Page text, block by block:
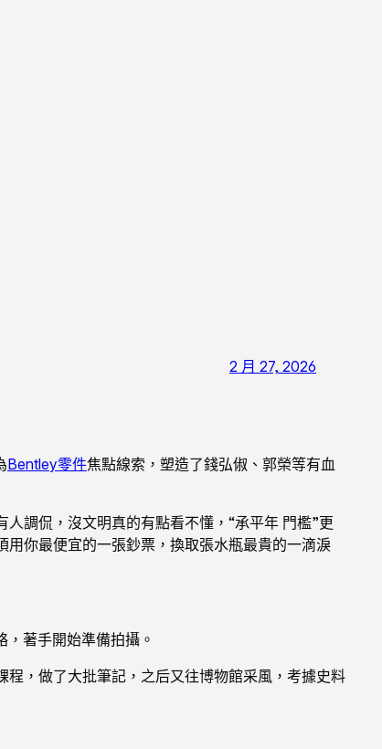
2 月 27, 2026
Bentley零件焦點線索，塑造了錢弘俶、郭榮等有血
人調侃，沒文明真的有點看不懂，“承平年 門檻”更
你最便宜的一張鈔票，換取張水瓶最貴的一滴淚
著手開始準備拍攝。
，做了大批筆記，之后又往博物館采風，考據史料